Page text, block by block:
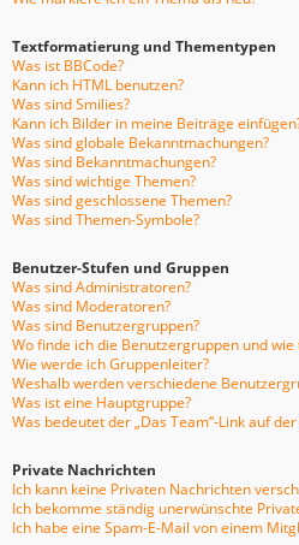
Textformatierung und Thementypen
Was ist BBCode?
Kann ich HTML benutzen?
Was sind Smilies?
Kann ich Bilder in meine Beiträge
Was sind globale Bekanntmachungen?
Was sind Bekanntmachungen?
Was sind wichtige Themen?
Was sind geschlossene Themen?
Was sind Themen-Symbole?
Benutzer-Stufen und Gruppen
Was sind Administratoren?
Was sind Moderatoren?
Was sind Benutzergruppen?
Wo finde ich die Benutzergruppen und
Wie werde ich Gruppenleiter?
Weshalb werden verschiedene
Was ist eine Hauptgruppe?
Was bedeutet der „Das Team“-Link auf
Private Nachrichten
Ich kann keine Privaten Nachrichten
Ich bekomme ständig unerwünschte
Ich habe eine Spam-E-Mail von einem